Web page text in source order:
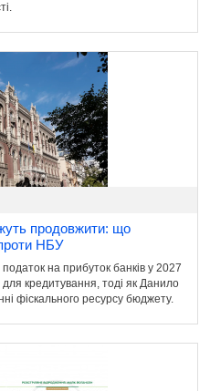
продовжити: що
НБУ
на прибуток банків у 2027
кредитування, тоді як Данило
фіскального ресурсу бюджету.